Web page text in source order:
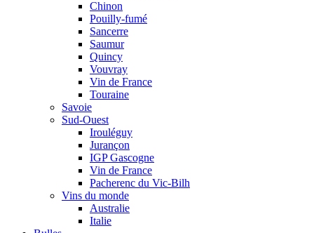
Chinon
Pouilly-fumé
Sancerre
Saumur
Quincy
Vouvray
Vin de France
Touraine
Savoie
Sud-Ouest
Irouléguy
Jurançon
IGP Gascogne
Vin de France
Pacherenc du Vic-Bilh
Vins du monde
Australie
Italie